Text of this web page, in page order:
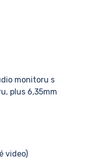
monitoru s
plus 6,35mm
video)